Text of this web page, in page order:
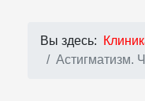
Вы здесь:
Астигматизм.